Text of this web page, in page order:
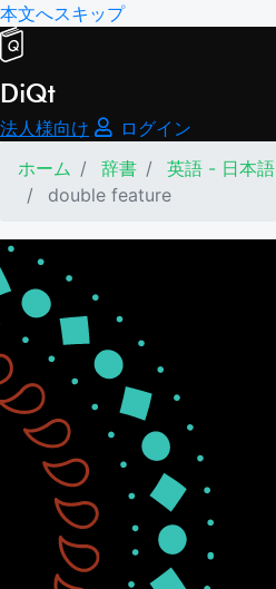
本文へスキップ
DiQt
法人様向け
ログイン
ホーム
辞書 英語 - 日本語
double feature